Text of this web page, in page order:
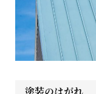
塗装のはがれ